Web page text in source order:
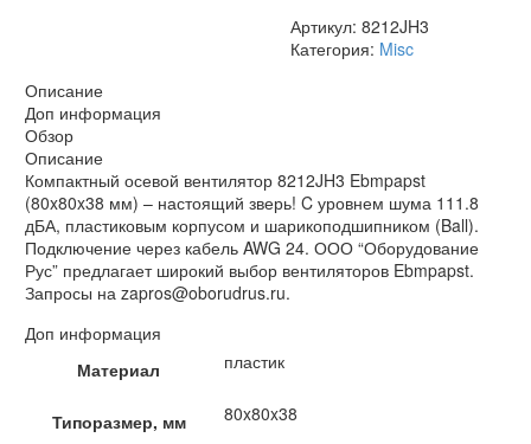
Артикул: 8212JH3
Категория: Misc
Описание
Доп информация
Обзор
Описание
Компактный осевой вентилятор 8212JH3 Ebmpapst
(80x80x38 мм) – настоящий зверь! C уровнем шума 111.8
дБА, пластиковым корпусом и шарикоподшипником (Ball).
Подключение через кабель AWG 24. ООО “Оборудование
Рус” предлагает широкий выбор вентиляторов Ebmpapst.
Запросы на zapros@oborudrus.ru.
Доп информация
Материал
пластик
Типоразмер, мм 80x80x38